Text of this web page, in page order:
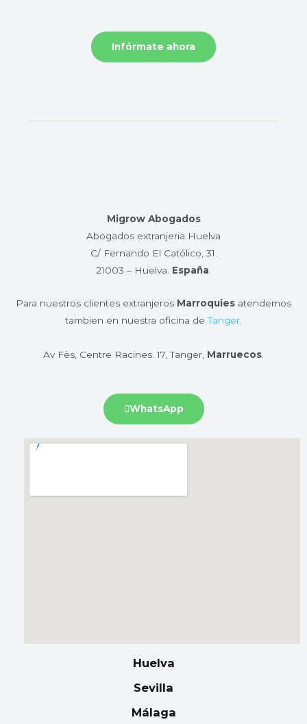
Infórmate ahora
Migrow Abogados
Abogados extranjeria Huelva
C/ Fernando El Católico, 31.
21003 – Huelva​. España
Para nuestros clientes extranjeros Marroquies atendemos
tambien en nuestra oficina deTanger.
Av Fès, Centre Racines. 17, Tanger, Marruecos.
WhatsApp
Huelva
Sevilla
Málaga